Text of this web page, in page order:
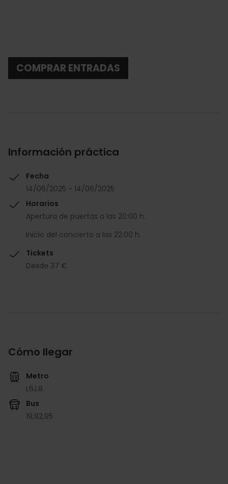
COMPRAR ENTRADAS
Información práctica
Fecha
14/06/2025 - 14/06/2025
Horarios
Apertura de puertas a las 20:00 h.
Inicio del concierto a las 22:00 h.
Tickets
Desde 37 €.
Cómo llegar
Metro
L6,L8
Bus
19,92,95